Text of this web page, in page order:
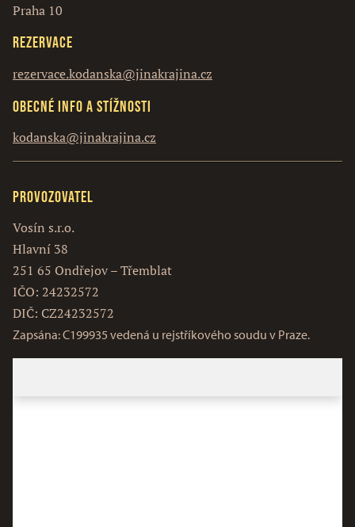
Praha 10
Rezervace
rezervace.kodanska@jinakrajina.cz
Obecné info a stížnosti
kodanska@jinakrajina.cz
Provozovatel
Vosín s.r.o.
Hlavní 38
251 65 Ondřejov – Třemblat
IČO: 24232572
DIČ: CZ24232572
Zapsána: C199935 vedená u rejstříkového soudu v Praze.